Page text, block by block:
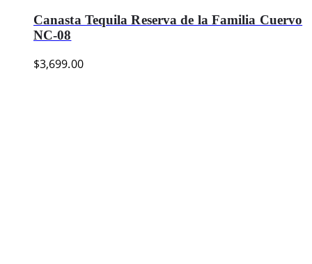
Canasta Tequila Reserva de la Familia Cuervo
NC-08
$3,699.00